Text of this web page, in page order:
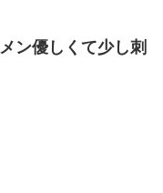
ン優しくて少し刺